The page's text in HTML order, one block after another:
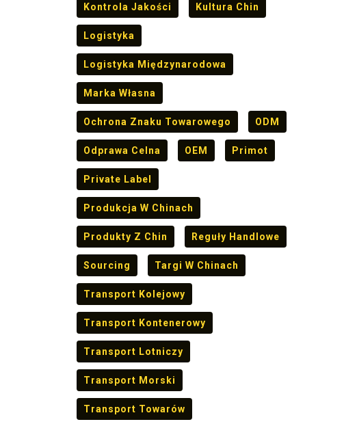
Kontrola Jakości Kultura Chin
Logistyka
Logistyka Międzynarodowa
Marka Własna
Ochrona Znaku Towarowego ODM
Odprawa Celna OEM Primot
Private Label
Produkcja W Chinach
Produkty Z Chin Reguły Handlowe
Sourcing Targi W Chinach
Transport Kolejowy
Transport Kontenerowy
Transport Lotniczy
Transport Morski
Transport Towarów